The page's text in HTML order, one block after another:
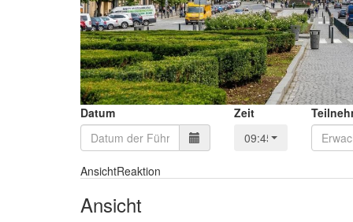
Datum
Zeit
09:45
AnsichtReaktion
Ansicht